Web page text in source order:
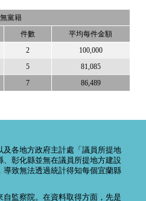
無黨籍
件數 平均每件金額
2 100,000
5 81,085
7 86,489
及各地方政府主計處「議員所提地
彰化縣並無在議員所提地方建設
致無法透過統計得知每個宜蘭縣
監察院。在資料取得方面，先是